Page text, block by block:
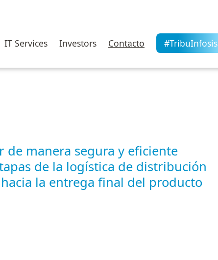
IT Services Investors Contacto #TribuInfosis
de manera segura y eficiente
de la logística de distribución
la entrega final del producto